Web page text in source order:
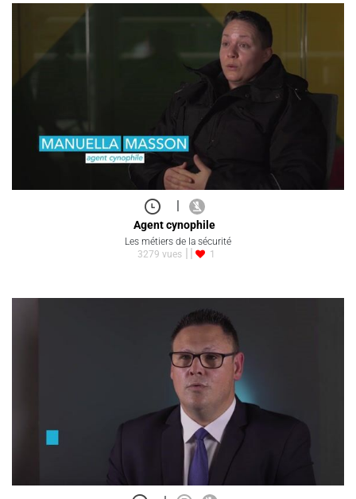
Agent cynophile
Les métiers de la sécurité
3279 vues
1